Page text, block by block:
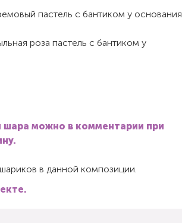
пастель с бантиком у основания
роза пастель с бантиком у
шара можно в комментарии при
в данной композиции.